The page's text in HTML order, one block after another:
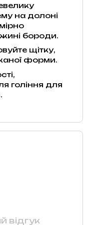
на долоні
бороди.
щітку,
форми.
гоління для
відгук